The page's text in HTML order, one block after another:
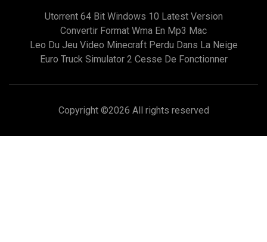
Utorrent 64 Bit Windows 10 Latest Version
Convertir Format Wma En Mp3 Mac
Leo Du Jeu Video Minecraft Perdu Dans La Neige
Euro Truck Simulator 2 Cesse De Fonctionner
Copyright ©2026 All rights reserved